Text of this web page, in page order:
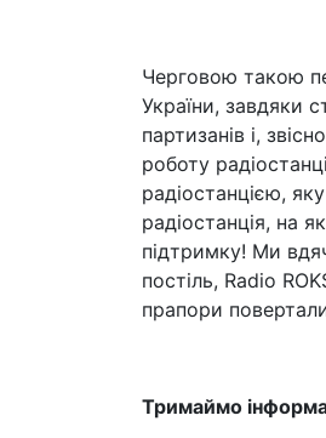
Черговою такою
України, завдяки
партизанів і,
роботу
радіостанцією,
радіостанція, на
підтримку! Ми
постіль, Radio
прапори
Тримаймо